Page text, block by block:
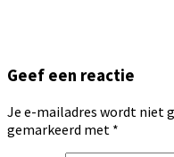
Geef een reactie
Je e-mailadres wordt niet
gemarkeerd met *